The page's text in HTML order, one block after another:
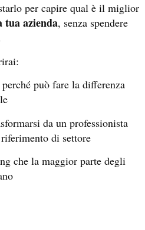
per capire qual è il miglior
tua azienda, senza spendere
può fare la differenza
da un professionista
di settore
che la maggior parte degli